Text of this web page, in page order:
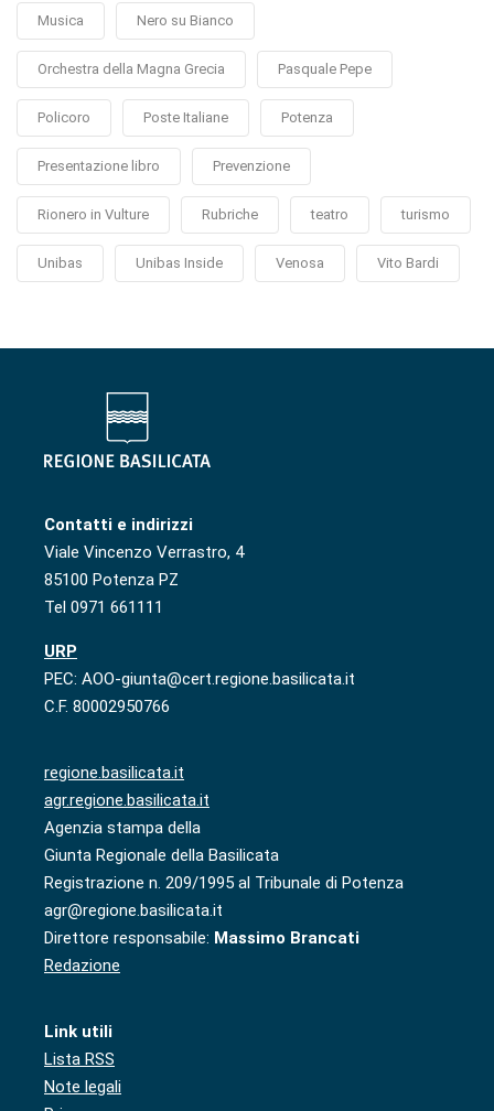
Musica Nero su Bianco
Orchestra della Magna Grecia Pasquale Pepe
Policoro Poste Italiane Potenza
Presentazione libro Prevenzione
Rionero in Vulture Rubriche teatro turismo
Unibas Unibas Inside Venosa Vito Bardi
Contatti e indirizzi
Viale Vincenzo Verrastro, 4
85100 Potenza PZ
Tel 0971 661111
URP
PEC: AOO-giunta@cert.regione.basilicata.it
C.F. 80002950766
regione.basilicata.it
agr.regione.basilicata.it
Agenzia stampa della
Giunta Regionale della Basilicata
Registrazione n. 209/1995 al Tribunale di Potenza
agr@regione.basilicata.it
Direttore responsabile: Massimo Brancati
Redazione
Link utili
Lista RSS
Note legali